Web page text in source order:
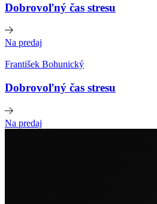
Dobrovoľný čas stresu
Na predaj
František Bohunický
Dobrovoľný čas stresu
Na predaj